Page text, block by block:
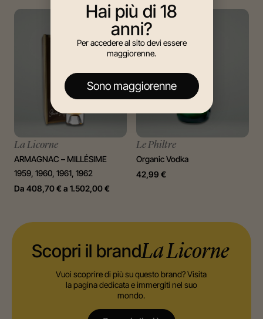
La Licorne
ARMAGNAC – MILLÉSIME
1959, 1960, 1961, 1962
Da 408,70€ a 1.502,00€
Le Philtre
Organic Vodka
42,99 €
Vuoi scoprire di più su questo brand? Visita
la pagina dedicata e immergiti nel suo
mondo.
Scopri il brandLa Licorne
Hai più di 18
anni?
Per accedere al sito devi essere
maggiorenne.
Sono maggiorenne